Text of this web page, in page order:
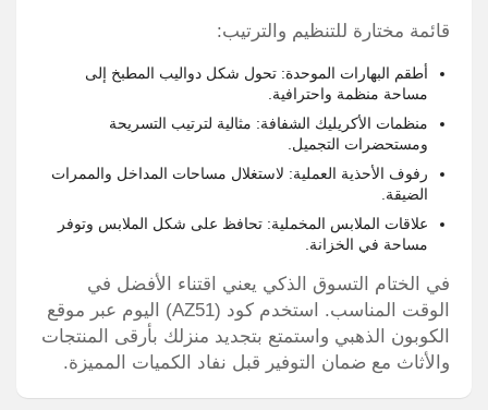
قائمة مختارة للتنظيم والترتيب:
أطقم البهارات الموحدة: تحول شكل دواليب المطبخ إلى
مساحة منظمة واحترافية.
منظمات الأكريليك الشفافة: مثالية لترتيب التسريحة
ومستحضرات التجميل.
رفوف الأحذية العملية: لاستغلال مساحات المداخل والممرات
الضيقة.
علاقات الملابس المخملية: تحافظ على شكل الملابس وتوفر
مساحة في الخزانة.
في الختام التسوق الذكي يعني اقتناء الأفضل في
الوقت المناسب. استخدم كود (AZ51) اليوم عبر موقع
الكوبون الذهبي واستمتع بتجديد منزلك بأرقى المنتجات
والأثاث مع ضمان التوفير قبل نفاد الكميات المميزة.